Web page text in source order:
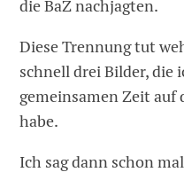
die BaZ nachjagten.
Diese Trennung tut
schnell drei Bilder, die
gemeinsamen Zeit auf
habe.
Ich sag dann schon